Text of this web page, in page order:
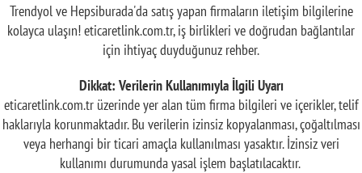
Trendyol ve Hepsiburada'da satış yapan firmaların iletişim bilgilerine
kolayca ulaşın! eticaretlink.com.tr, iş birlikleri ve doğrudan bağlantılar
için ihtiyaç duyduğunuz rehber.
Dikkat: Verilerin Kullanımıyla İlgili Uyarı
eticaretlink.com.tr üzerinde yer alan tüm firma bilgileri ve içerikler, telif
haklarıyla korunmaktadır. Bu verilerin izinsiz kopyalanması, çoğaltılması
veya herhangi bir ticari amaçla kullanılması yasaktır. İzinsiz veri
kullanımı durumunda yasal işlem başlatılacaktır.